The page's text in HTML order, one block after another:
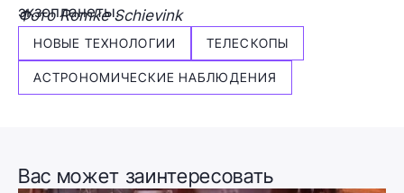
экзопланеты.
Фото Romke Schievink
НОВЫЕ ТЕХНОЛОГИИ ТЕЛЕСКОПЫ
АСТРОНОМИЧЕСКИЕ НАБЛЮДЕНИЯ
Вас может заинтересовать